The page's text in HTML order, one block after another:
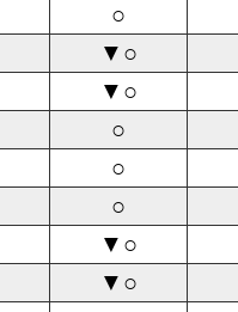
○
▼○
▼○
○
○
○
▼○
▼○